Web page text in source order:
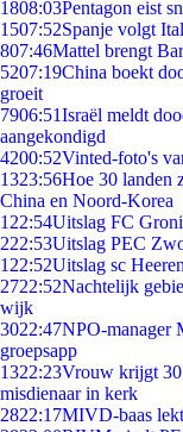
1808:03Pentagon eist
1507:52Spanje volgt
807:46Mattel brengt
5207:19China boekt
groeit
7906:51Israël meldt
aangekondigd
4200:52Vinted-foto's
1323:56Hoe 30 landen
China en Noord-Korea
1 22:54Uitslag FC
222:53Uitslag PEC
1 22:52Uitslag sc
2722:52Nachtelijk
wijk
3022:47NPO-manager
groepsapp
1322:23Vrouw krijgt 30
misdienaar in kerk
2822:17MIVD-baas lekt